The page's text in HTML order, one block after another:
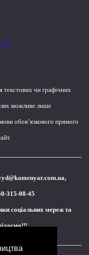
текстових чи графічних
можливе лише
обов’язкового прямого
,
315-08-45
соціальних мереж та